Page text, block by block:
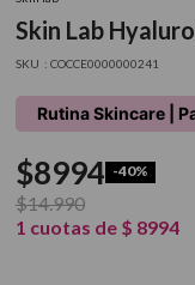
Skin Lab
: COCCE0000000241
Rutina Skincare |
$8994 -40%
$14.990
1 cuotas de $ 8994
3 . farmavita
5. cepillo
6. gama
7.